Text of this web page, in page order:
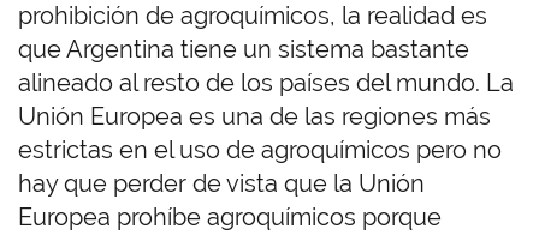
prohibición de agroquímicos, la realidad es
que Argentina tiene un sistema bastante
alineado al resto de los países del mundo. La
Unión Europea es una de las regiones más
estrictas en el uso de agroquímicos pero no
hay que perder de vista que la Unión
Europea prohíbe agroquímicos porque